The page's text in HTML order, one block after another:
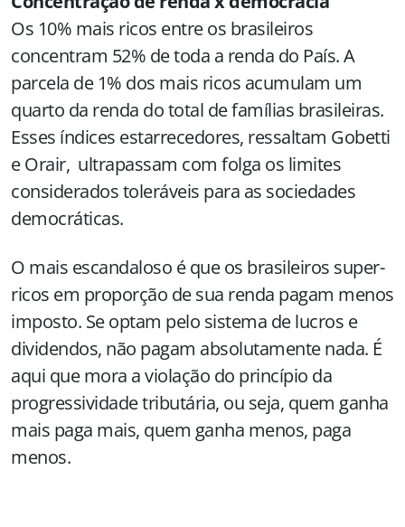
Os 10% mais ricos entre os brasileiros
concentram 52% de toda a renda do País. A
parcela de 1% dos mais ricos acumulam um
quarto da renda do total de famílias brasileiras.
Esses índices estarrecedores, ressaltam Gobetti
e Orair, ultrapassam com folga os limites
considerados toleráveis para as sociedades
democráticas.
O mais escandaloso é que os brasileiros super-
ricos em proporção de sua renda pagam menos
imposto. Se optam pelo sistema de lucros e
dividendos, não pagam absolutamente nada. É
aqui que mora a violação do princípio da
progressividade tributária, ou seja, quem ganha
mais paga mais, quem ganha menos, paga
menos.